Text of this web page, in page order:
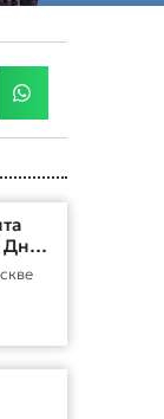
Дня